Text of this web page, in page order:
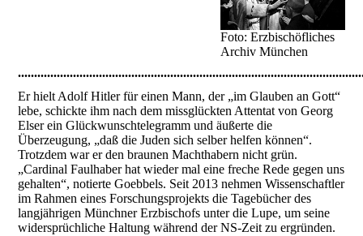
Foto: Erzbischöfliches
Archiv München
Er hielt Adolf Hitler für einen Mann, der „im Glauben an Gott“
lebe, schickte ihm nach dem missglückten Attentat von Georg
Elser ein Glückwunschtelegramm und äußerte die
Überzeugung, „daß die Juden sich selber helfen können“.
Trotzdem war er den braunen Machthabern nicht grün.
„Cardinal Faulhaber hat wieder mal eine freche Rede gegen uns
gehalten“, notierte Goebbels. Seit 2013 nehmen Wissenschaftler
im Rahmen eines Forschungsprojekts die Tagebücher des
langjährigen Münchner Erzbischofs unter die Lupe, um seine
widersprüchliche Haltung während der NS-Zeit zu ergründen.